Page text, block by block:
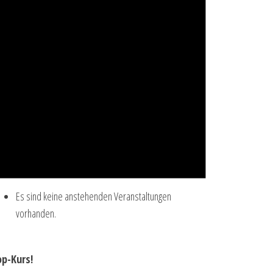
Es sind keine anstehenden Veranstaltungen
vorhanden.
Kurs!